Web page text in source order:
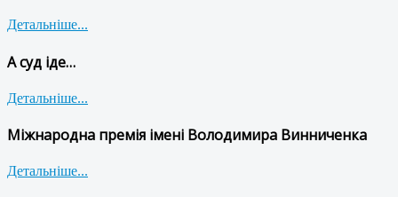
Детальніше...
А суд іде…
Детальніше...
Міжнародна премія імені Володимира Винниченка
Детальніше...